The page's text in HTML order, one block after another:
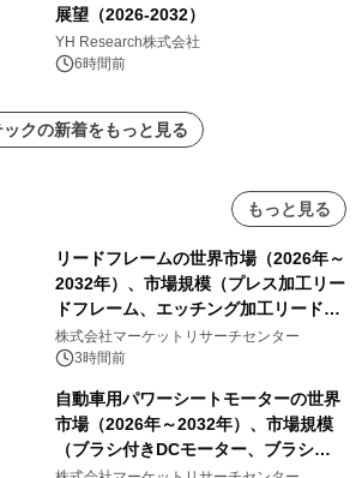
展望（2026-2032）
YH Research株式会社
6時間前
ックの新着をもっと見る
もっと見る
リードフレームの世界市場（2026年～
2032年）、市場規模（プレス加工リー
ドフレーム、エッチング加工リードフ
レーム）・分析レポートを発表
株式会社マーケットリサーチセンター
3時間前
自動車用パワーシートモーターの世界
市場（2026年～2032年）、市場規模
（ブラシ付きDCモーター、ブラシレ